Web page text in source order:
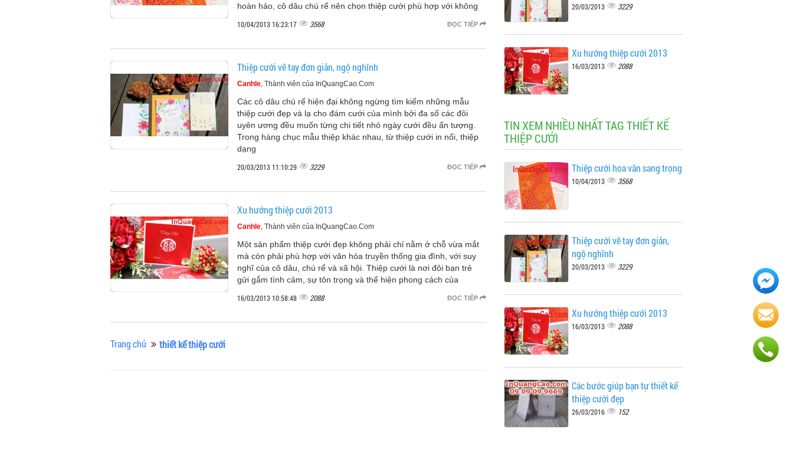
hoàn hảo, cô dâu chú rể nên chọn thiệp cưới phù hợp với không
ĐỌC TIẾP
10/04/2013 16:23:17 3568
Thiệp cưới vẽ tay đơn giản, ngộ nghĩnh
Canhle, Thành viên của InQuangCao.Com
Các cô dâu chú rể hiện đại không ngừng tìm kiếm những mẫu
thiệp cưới đẹp và lạ cho đám cưới của mình bởi đa số các đôi
uyên ương đều muốn từng chi tiết nhỏ ngày cưới đều ấn tượng.
Trong hàng chục mẫu thiệp khác nhau, từ thiệp cưới in nổi, thiệp
dạng
ĐỌC TIẾP
20/03/2013 11:10:29 3229
Xu hướng thiệp cưới 2013
Canhle, Thành viên của InQuangCao.Com
Một sản phẩm thiệp cưới đẹp không phải chỉ nằm ở chỗ vừa mắt
mà còn phải phù hợp với văn hóa truyền thống gia đình, với suy
nghĩ của cô dâu, chú rể và xã hội. Thiệp cưới là nơi đôi bạn trẻ
gửi gắm tình cảm, sự tôn trọng và thể hiện phong cách của
ĐỌC TIẾP
16/03/2013 10:58:48 2088
Trang chủ thiết kế thiệp cưới
20/03/2013 3229
Xu hướng thiệp cưới 2013
16/03/2013 2088
TIN XEM NHIỀU NHẤT TAG THIẾT KẾ
THIỆP CƯỚI
Thiệp cưới hoa văn sang trọng
10/04/2013 3568
Thiệp cưới vẽ tay đơn giản,
ngộ nghĩnh
20/03/2013 3229
Xu hướng thiệp cưới 2013
16/03/2013 2088
Các bước giúp bạn tự thiết kế
thiệp cưới đẹp
26/03/2016 152